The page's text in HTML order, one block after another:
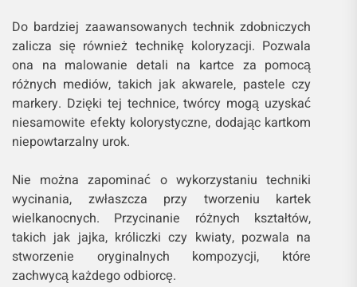
Do bardziej zaawansowanych technik zdobniczych
zalicza się również technikę koloryzacji. Pozwala
ona na malowanie detali na kartce za pomocą
różnych mediów, takich jak akwarele, pastele czy
markery. Dzięki tej technice, twórcy mogą uzyskać
niesamowite efekty kolorystyczne, dodając kartkom
niepowtarzalny urok.
Nie można zapominać o wykorzystaniu techniki
wycinania, zwłaszcza przy tworzeniu kartek
wielkanocnych. Przycinanie różnych kształtów,
takich jak jajka, króliczki czy kwiaty, pozwala na
stworzenie oryginalnych kompozycji, które
zachwycą każdego odbiorcę.